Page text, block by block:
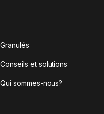
Granulés
Conseils et solutions
Qui sommes-nous?